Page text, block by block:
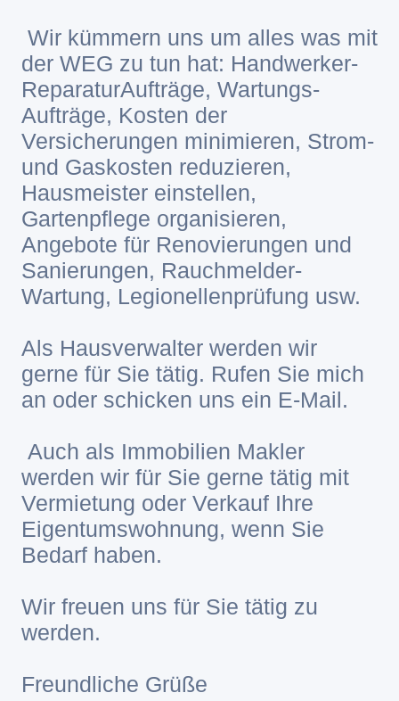
Wir kümmern uns um alles was mit
der WEG zu tun hat: Handwerker-
ReparaturAufträge, Wartungs-
Aufträge, Kosten der
Versicherungen minimieren, Strom-
und Gaskosten reduzieren,
Hausmeister einstellen,
Gartenpflege organisieren,
Angebote für Renovierungen und
Sanierungen, Rauchmelder-
Wartung, Legionellenprüfung usw.
Als Hausverwalter werden wir
gerne für Sie tätig. Rufen Sie mich
an oder schicken uns ein E-Mail.
Auch als Immobilien Makler
werden wir für Sie gerne tätig mit
Vermietung oder Verkauf Ihre
Eigentumswohnung, wenn Sie
Bedarf haben.
Wir freuen uns für Sie tätig zu
werden.
Freundliche Grüße